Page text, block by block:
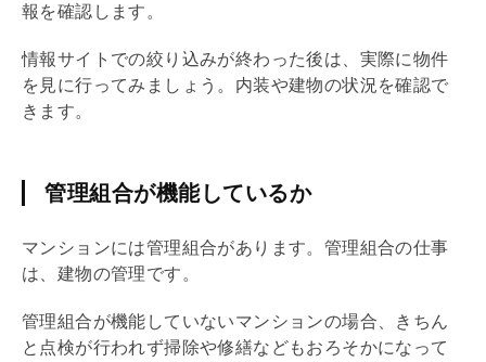
報を確認します。
情報サイトでの絞り込みが終わった後は、実際に物件
を見に行ってみましょう。内装や建物の状況を確認で
きます。
管理組合が機能しているか
マンションには管理組合があります。 管理組合の仕事
は、建物の管理です。
管理組合が機能していないマンションの場合、きちん
と点検が行われず掃除や修繕などもおろそかになって